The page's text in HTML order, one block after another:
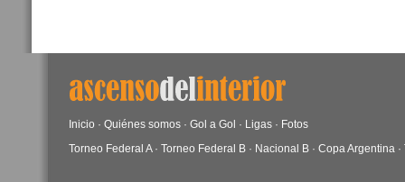
Inicio · Quiénes somos · Gol a Gol · Ligas · Fotos
Torneo Federal A· Torneo Federal B · Nacional B · Copa Argentina ·